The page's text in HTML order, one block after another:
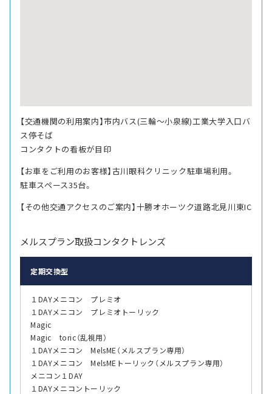
【交通機関の利用案内】市内バス(三輪〜小泉線)工業大学入口バ
ス停そば
コンタクトの看板が目印
【お車をご利用のお客様】古川眼科クリニック駐車場利用。
駐車スペース35台。
【その他交通アクセスのご案内】十勝オホーツク道路北見川東IC
メルスプラン取扱コンタクトレンズ
定期交換型
１DAYメニコン プレミオ
１DAYメニコン プレミオトーリック
Magic
Magic toric（乱視用）
１DAYメニコン MelsME（メルスプラン専用）
１DAYメニコン MelsMEトーリック（メルスプラン専用）
メニコン１DAY
１DAYメニコントーリック